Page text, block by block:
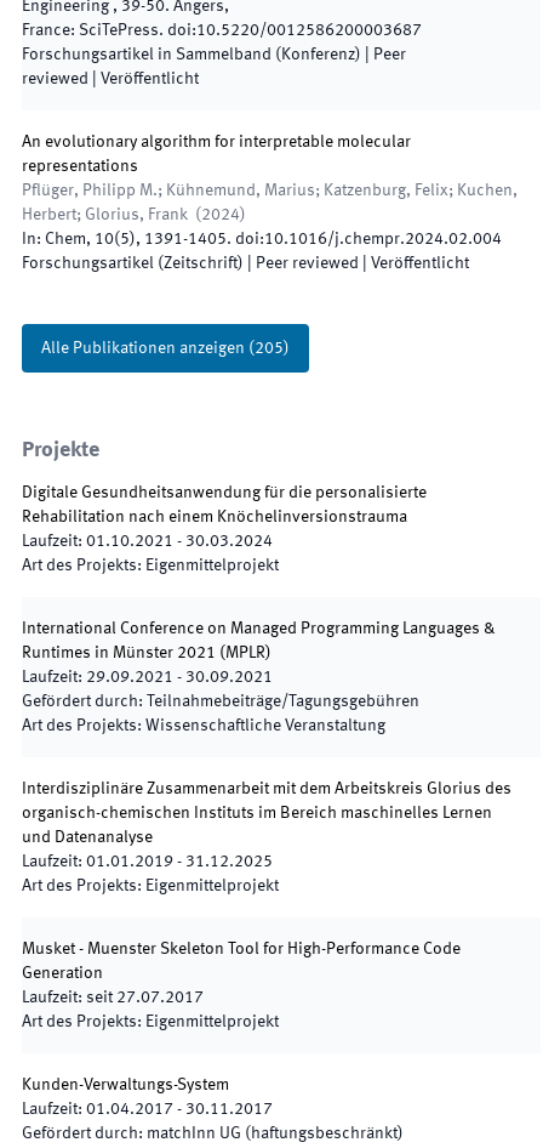
Engineering , 39-50. Angers,
France: SciTePress. doi:10.5220/0012586200003687
Forschungsartikel in Sammelband (Konferenz) | Peer
reviewed
Veröffentlicht
An evolutionary algorithm for interpretable molecular
representations
Pflüger, Philipp M.; Kühnemund, Marius; Katzenburg, Felix; Kuchen,
Herbert; Glorius, Frank ( 2024)
In: Chem, 10(5), 1391-1405. doi:10.1016/j.chempr.2024.02.004
Forschungsartikel (Zeitschrift) | Peer reviewed Veröffentlicht
Alle Publikationen anzeigen (205)
Projekte
Digitale Gesundheitsanwendung für die personalisierte
Rehabilitation nach einem Knöchelinversionstrauma
Laufzeit: 01.10.2021 - 30.03.2024
Art des Projekts: Eigenmittelprojekt
International Conference on Managed Programming Languages &
Runtimes in Münster 2021 (MPLR)
Laufzeit: 29.09.2021 - 30.09.2021
Gefördert durch:
Teilnahmebeiträge/Tagungsgebühren
Art des Projekts: Wissenschaftliche Veranstaltung
Interdisziplinäre Zusammenarbeit mit dem Arbeitskreis Glorius des
organisch-chemischen Instituts im Bereich maschinelles Lernen
und Datenanalyse
Laufzeit: 01.01.2019 - 31.12.2025
Art des Projekts: Eigenmittelprojekt
Musket - Muenster Skeleton Tool for High-Performance Code
Generation
Laufzeit: seit 27.07.2017
Art des Projekts: Eigenmittelprojekt
Kunden-Verwaltungs-System
Laufzeit: 01.04.2017 - 30.11.2017
Gefördert durch: matchInn UG (haftungsbeschränkt)